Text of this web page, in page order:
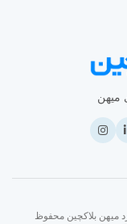
میهن
میهن بلاکچین محفوظ